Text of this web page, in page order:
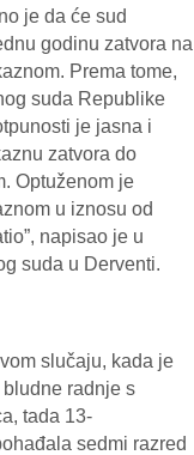
je da će sud
godinu zatvora na
Prema tome,
suda Republike
je jasna i
zatvora do
Optuženom je
u iznosu od
napisao je u
suda u Derventi.
slučaju, kada je
radnje s
tada 13-
sedmi razred